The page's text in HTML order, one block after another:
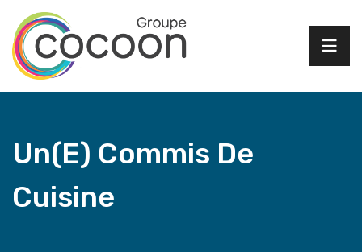
Un(e) Commis De
Cuisine